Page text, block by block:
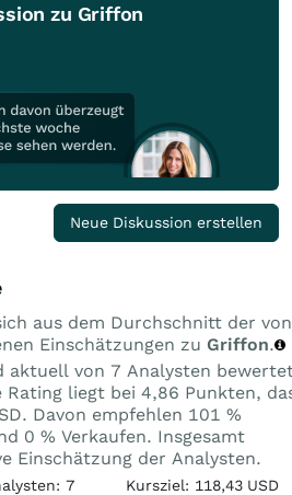
zu Griffon
Neue Diskussion erstellen
aus dem Durchschnitt der von
Einschätzungen zu Griffon.
aktuell von 7 Analysten
liegt bei 4,86 Punkten,
Davon empfehlen 101 %
0 % Verkaufen. Insgesamt
Einschätzung der Analysten.
7 Kursziel: 118,43 USD